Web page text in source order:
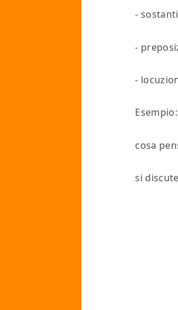
-
-
-
Esempio:
cosa
si discute